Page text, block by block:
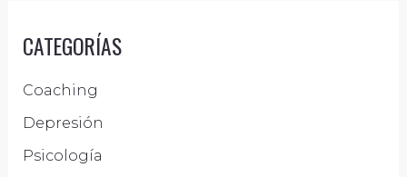
c
r
CATEGORÍAS
Coaching
Depresión
Psicología